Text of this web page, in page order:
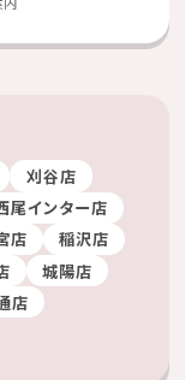
刈谷店
尾インター店
店
稲沢店
城陽店
店